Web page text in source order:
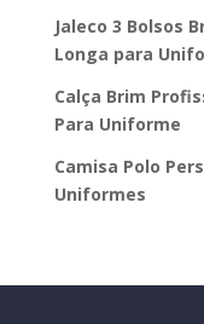
Jaleco 3 Bolsos
Longa para
Calça Brim
Para Uniforme
Camisa Polo
Uniformes